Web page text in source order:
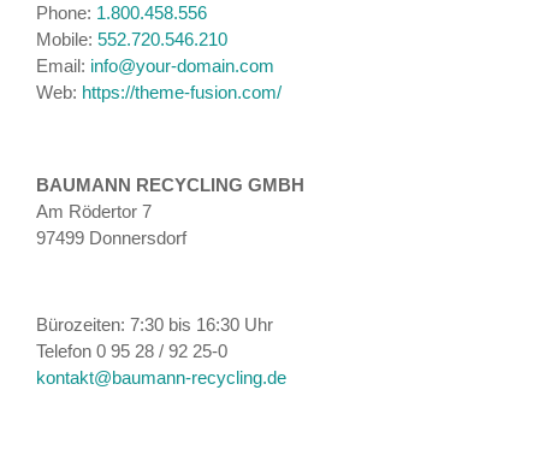
Phone: 1.800.458.556
Mobile: 552.720.546.210
Email: info@your-domain.com
Web: https://theme-fusion.com/
BAUMANN RECYCLING GMBH
Am Rödertor 7
97499 Donnersdorf
Bürozeiten: 7:30 bis 16:30 Uhr
Telefon 0 95 28 / 92 25-0
kontakt@baumann-recycling.de